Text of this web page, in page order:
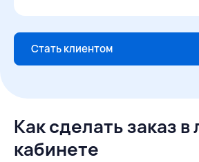
Стать клиентом
Как сделать заказ в
кабинете